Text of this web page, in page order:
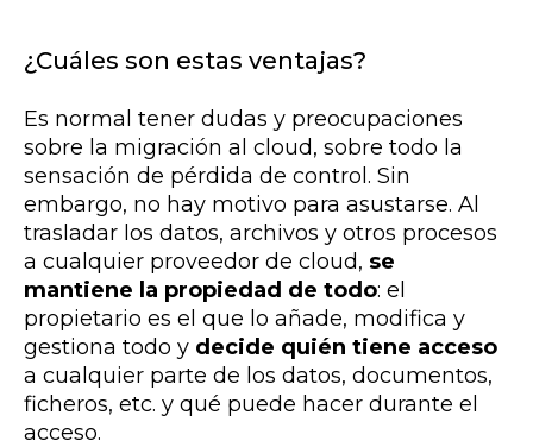
¿Cuáles son estas ventajas?
Es normal tener dudas y preocupaciones
sobre la migración al cloud, sobre todo la
sensación de pérdida de control. Sin
embargo, no hay motivo para asustarse. Al
trasladar los datos, archivos y otros procesos
a cualquier proveedor de cloud, se
mantiene la propiedad de todo: el
propietario es el que lo añade, modifica y
gestiona todo y decide quién tiene acceso
a cualquier parte de los datos, documentos,
ficheros, etc. y qué puede hacer durante el
acceso.